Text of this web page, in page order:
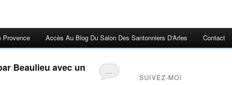
Provence Accès Au Blog Du Salon Des Santonniers D'Arles Contact
…
Beaulieu avec un
SUIVEZ-MOI